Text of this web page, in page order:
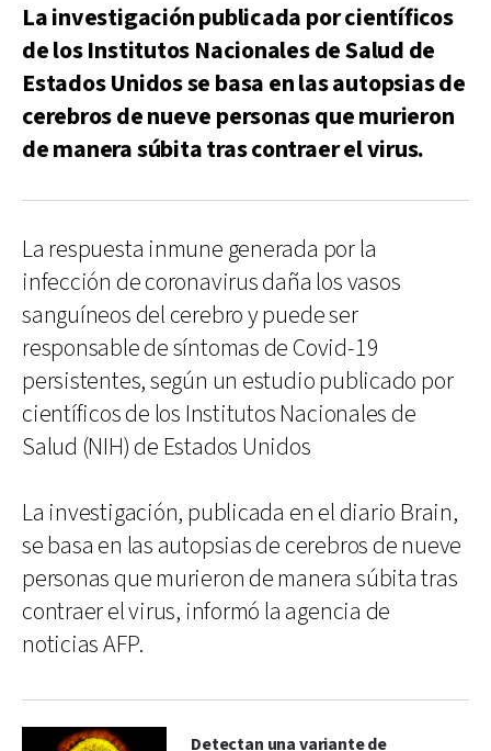
La investigación publicada por científicos
de los Institutos Nacionales de Salud de
Estados Unidos se basa en las autopsias de
cerebros de nueve personas que murieron
de manera súbita tras contraer el virus.
La respuesta inmune generada por la
infección de coronavirus daña los vasos
sanguíneos del cerebro y puede ser
responsable de síntomas de Covid-19
persistentes, según un estudio publicado por
científicos de los Institutos Nacionales de
Salud (NIH) de Estados Unidos
La investigación, publicada en el diario Brain,
se basa en las autopsias de cerebros de nueve
personas que murieron de manera súbita tras
contraer el virus, informó la agencia de
noticias AFP.
Detectan una variante de